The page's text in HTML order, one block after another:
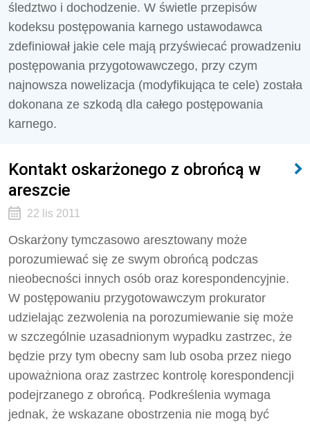
śledztwo i dochodzenie. W świetle przepisów
kodeksu postępowania karnego ustawodawca
zdefiniował jakie cele mają przyświecać prowadzeniu
postępowania przygotowawczego, przy czym
najnowsza nowelizacja (modyfikująca te cele) została
dokonana ze szkodą dla całego postępowania
karnego.
Kontakt oskarżonego z obrońcą w
areszcie
22 lis 2011
Oskarżony tymczasowo aresztowany może
porozumiewać się ze swym obrońcą podczas
nieobecności innych osób oraz korespondencyjnie.
W postępowaniu przygotowawczym prokurator
udzielając zezwolenia na porozumiewanie się może
w szczególnie uzasadnionym wypadku zastrzec, że
będzie przy tym obecny sam lub osoba przez niego
upoważniona oraz zastrzec kontrolę korespondencji
podejrzanego z obrońcą. Podkreślenia wymaga
jednak, że wskazane obostrzenia nie mogą być